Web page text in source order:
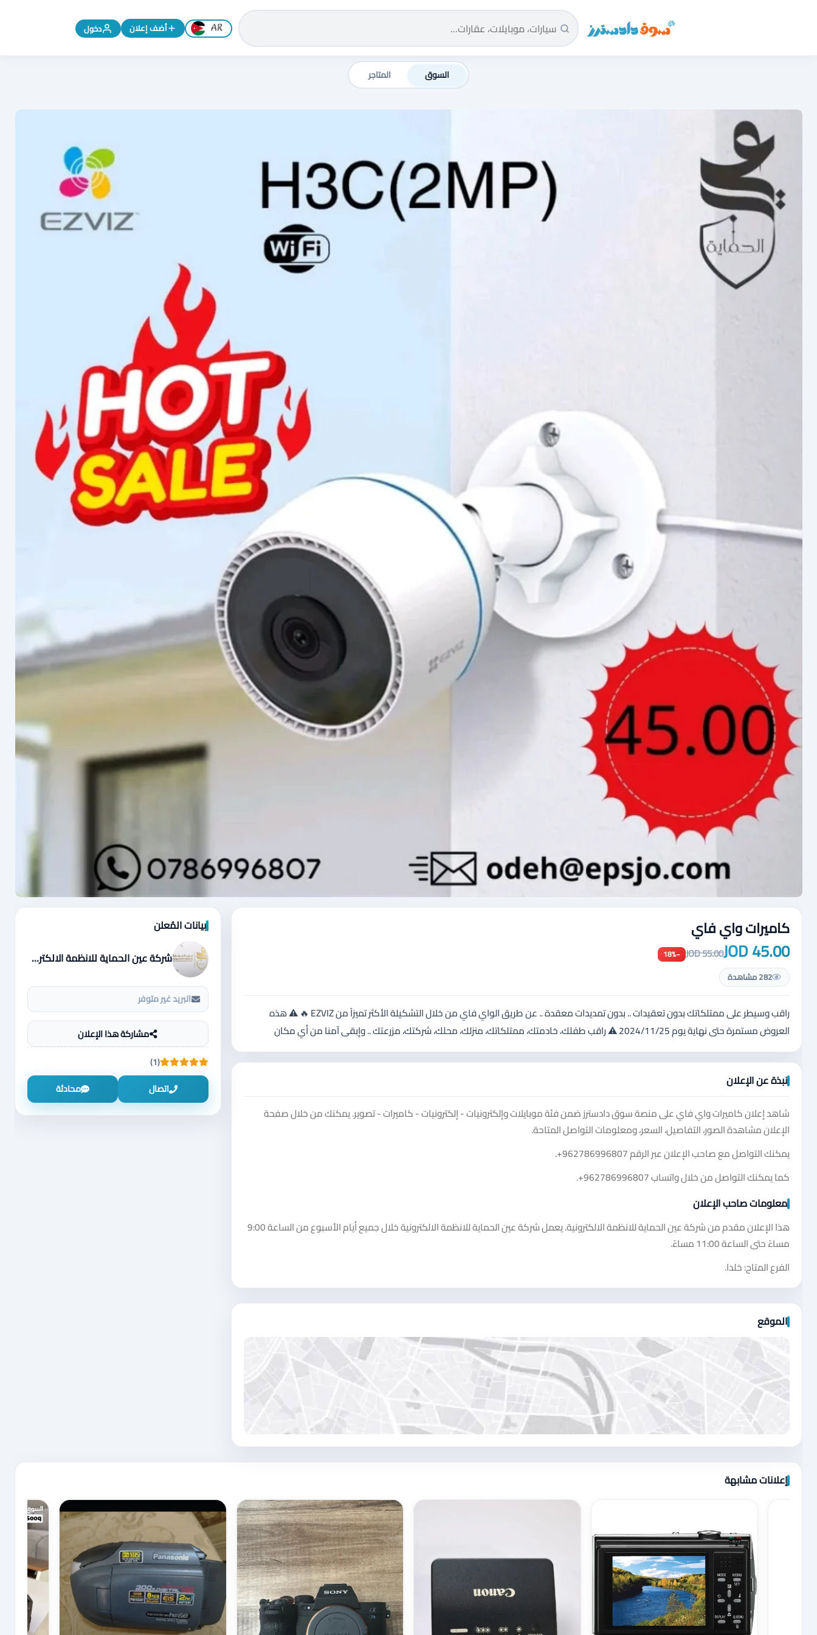
سوق دادسترز الرئيسية تغيير اللغة إلى الإنجليزية
أضف إعلان دخول
السوق المتاجر
كاميرات واي فاي
45.00 JOD
55.00 JOD
−18%
282 مشاهدة
راقب وسيطر على ممتلكاتك بدون تعقيدات .. بدون تمديدات معقدة .. عن طريق الواي فاي من خلال التشكيلة الأكثر تميزاً من EZVIZ 🔥 ⚠ هذه
العروض مستمرة حتى نهاية يوم 2024/11/25 ⚠ راقب طفلك، خادمتك، ممتلكاتك، منزلك، محلك، شركتك، مزرعتك .. وإبقى آمنا من أي مكان
نبذة عن الإعلان
شاهد إعلان كاميرات واي فاي على منصة سوق دادسترز ضمن فئة موبايلات وإلكترونيات - إلكترونيات - كاميرات - تصوير. يمكنك من خلال صفحة
الإعلان مشاهدة الصور، التفاصيل، السعر، ومعلومات التواصل المتاحة.
يمكنك التواصل مع صاحب الإعلان عبر الرقم+962786996807
.
كما يمكنك التواصل من خلال واتساب+962786996807
.
معلومات صاحب الإعلان
هذا الإعلان مقدم من شركة عين الحماية للانظمة الالكترونية. يعمل شركة عين الحماية للانظمة الالكترونية خلال جميع أيام الأسبوع من الساعة 9:00
مساءً حتى الساعة 11:00 مساءً.
الفرع المتاح: خلدا.
الموقع
اضغط لتحميل الموقع
بيانات المُعلن
شركة عين الحماية للانظمة الالكترونية
البريد غير متوفر
مشاركة هذا الإعلان
(1)
اتصال
محادثة
إعلانات مشابهة